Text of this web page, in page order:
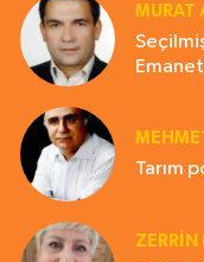
MURAT
Tarım
ZERRIN